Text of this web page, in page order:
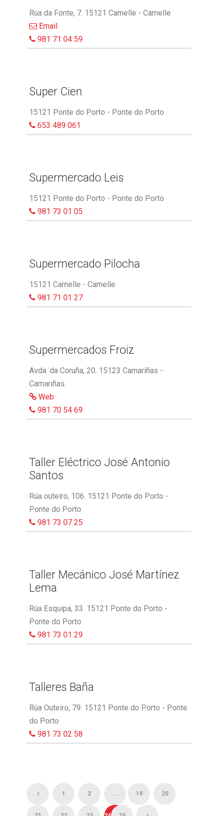
Rúa da Fonte, 7. 15121 Camelle - Camelle
Email
981 71 04 59
Super Cien
15121 Ponte do Porto - Ponte do Porto
653 489 061
Supermercado Leis
15121 Ponte do Porto - Ponte do Porto
981 73 01 05
Supermercado Pilocha
15121 Camelle - Camelle
981 71 01 27
Supermercados Froiz
Avda. da Coruña, 20. 15123 Camariñas -
Camariñas
Web
981 70 54 69
Taller Eléctrico José Antonio
Santos
Rúa outeiro, 106. 15121 Ponte do Porto -
Ponte do Porto
981 73 07 25
Taller Mecánico José Martínez
Lema
Rúa Esquipa, 33. 15121 Ponte do Porto -
Ponte do Porto
981 73 01 29
Talleres Baña
Rúa Outeiro, 79. 15121 Ponte do Porto - Ponte
do Porto
981 73 02 58
1 2 ... 19 20